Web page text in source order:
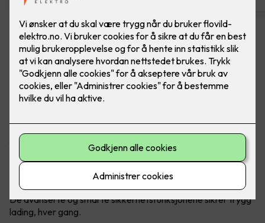
Easee Charge Up
Ferdig montert elbillader. Easee Charge UP er
liten, smart og full av kraft.
Utforsk Easee`s pålitelige og fremtidssikre elbillader som
fyller dine hjemmeladebehov.
Charge Up har støtte for alle elektriske kjøretøy, faser og
strømnett, og leverer alltid maksimal tilgjengelig ladeeffekt.
De avanserte og smarte sikkerhetsfunksjonene sikrer trygg
lading, hver gang.